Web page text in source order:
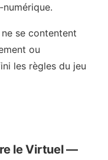
se contentent
ou
les règles du jeu
le Virtuel —